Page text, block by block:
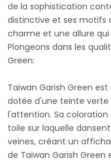
de la sophistication
distinctive et ses motifs
charme et une allure
Plongeons dans les
Green:
Taiwan Garish Green
dotée d'une teinte
l'attention. Sa
toile sur laquelle
veines, créant un
de Taiwan Garish